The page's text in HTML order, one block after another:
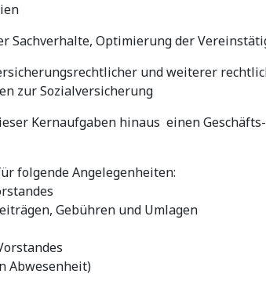
Optimierung der
und weiterer
zur Sozialversicherung
Kernaufgaben hinaus einen
folgende Angelegenheiten:
Gebühren und Umlagen
Abwesenheit)